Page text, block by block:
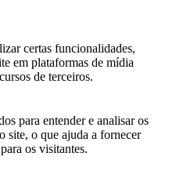
certas funcionalidades,
em plataformas de mídia
de terceiros.
​​para entender e analisar os
site, o que ajuda a fornecer
os visitantes.